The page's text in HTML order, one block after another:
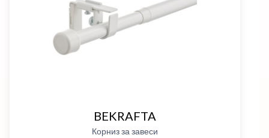
BEKRAFTA
Корниз за завеси